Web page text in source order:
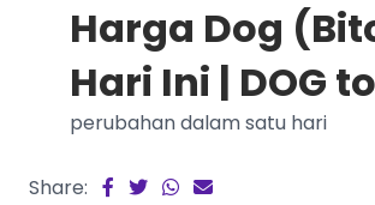
Harga Dog
Hari Ini | DOG
perubahan dalam satu hari
Share: